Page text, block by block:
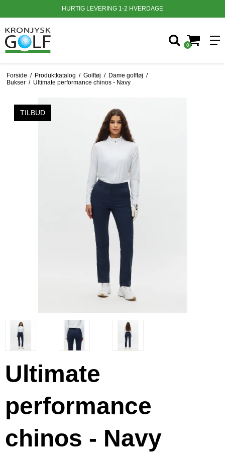
HURTIG LEVERING 1-2 HVERDAGE
0
Forside / Produktkatalog / Golftøj / Dame golftøj /
Bukser / Ultimate performance chinos - Navy
TILBUD
Ultimate
performance
chinos - Navy